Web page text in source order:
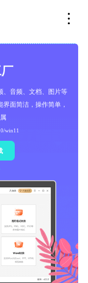
、音频、文档、图片等
面简洁，操作简单，
win11